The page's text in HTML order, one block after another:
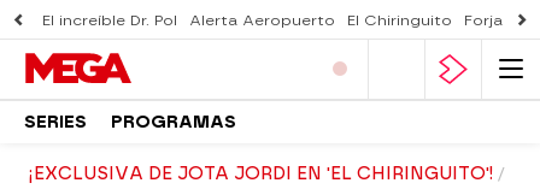
El increíble Dr. Pol Alerta Aeropuerto El Chiringuito Forjado
SERIES PROGRAMAS
¡EXCLUSIVA DE JOTA JORDI EN 'EL CHIRINGUITO'!